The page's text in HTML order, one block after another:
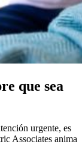
que sea
urgente, es
Associates anima